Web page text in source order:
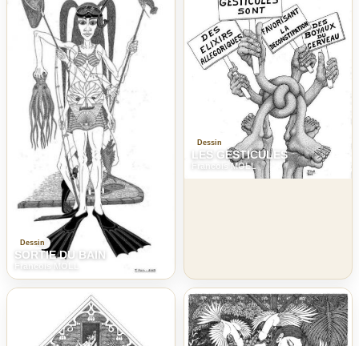
Dessin
SORTIE DU BAIN
Francois MOLL
Dessin
LES GESTICULES
Francois MOLL